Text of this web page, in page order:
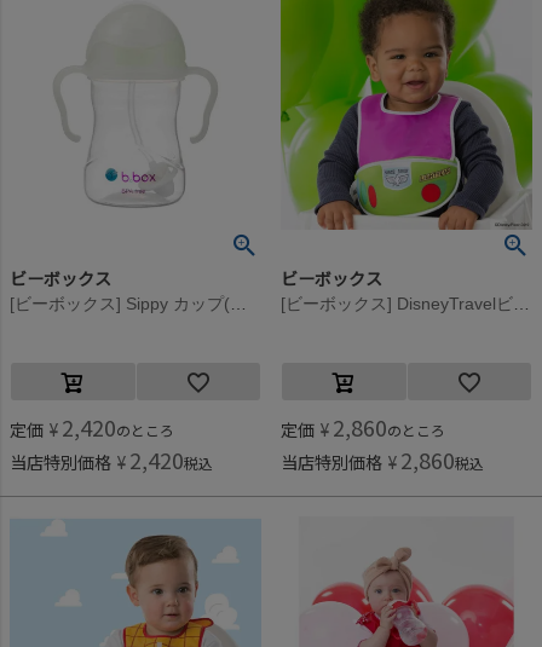
ビーボックス
[ビーボックス] Sippy カップ(蓄光) 240ml グロウインザダーク
定価 ¥ 2,420のところ
当店特別価格 ¥ 2,420税込
ビーボックス
[ビーボックス] DisneyTravelビブ Buzz
定価 ¥ 2,860のところ
当店特別価格 ¥ 2,860税込